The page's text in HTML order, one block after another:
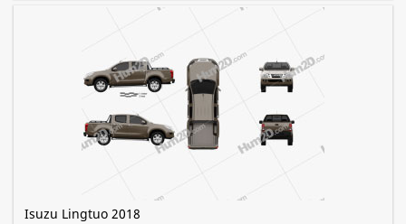
Isuzu Lingtuo 2018